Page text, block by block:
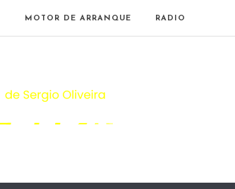
MOTOR DE ARRANQUE RADIO